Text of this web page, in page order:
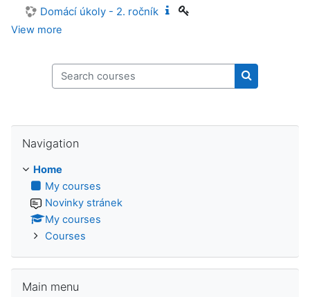
Domácí úkoly - 2. ročník
View more
Search courses
Search
Navigation
Home
My courses
Novinky stránek
My courses
Courses
Main menu